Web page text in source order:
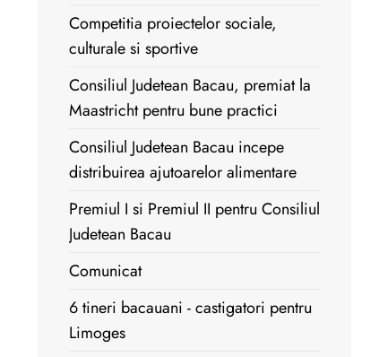
Competitia proiectelor sociale,
culturale si sportive
Consiliul Judetean Bacau, premiat la
Maastricht pentru bune practici
Consiliul Judetean Bacau incepe
distribuirea ajutoarelor alimentare
Premiul I si Premiul II pentru Consiliul
Judetean Bacau
Comunicat
6 tineri bacauani - castigatori pentru
Limoges